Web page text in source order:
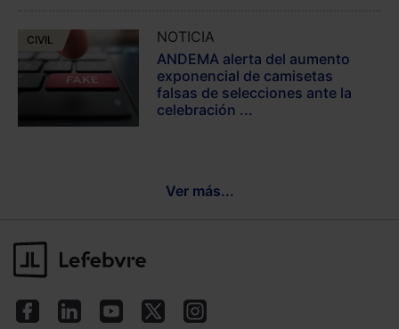
CIVIL
NOTICIA
ANDEMA alerta del aumento
exponencial de camisetas
falsas de selecciones ante la
celebración ...
Ver más...